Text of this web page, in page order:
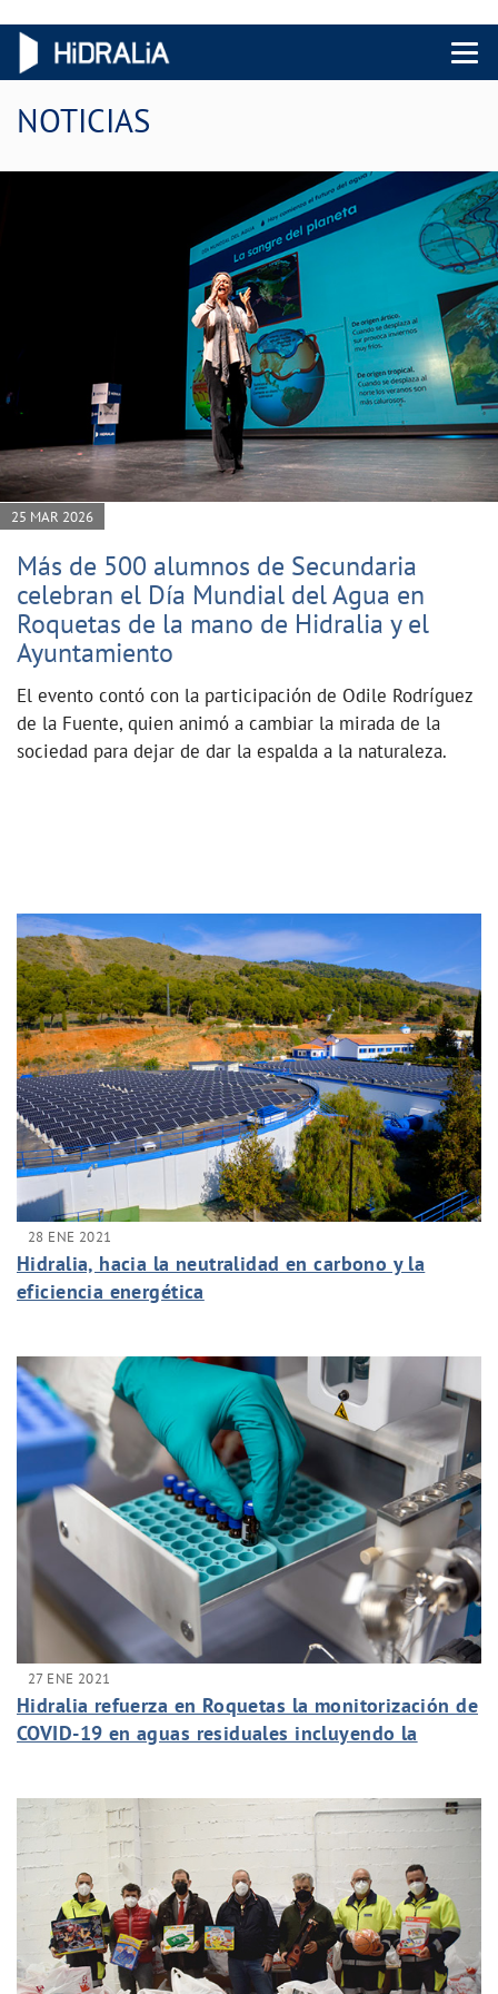
Menu
NOTICIAS
25 MAR 2026
Más de 500 alumnos de Secundaria
celebran el Día Mundial del Agua en
Roquetas de la mano de Hidralia y el
Ayuntamiento
El evento contó con la participación de Odile Rodríguez
de la Fuente, quien animó a cambiar la mirada de la
sociedad para dejar de dar la espalda a la naturaleza.
28 ENE 2021
Hidralia, hacia la neutralidad en carbono y la
eficiencia energética
27 ENE 2021
Hidralia refuerza en Roquetas la monitorización de
COVID-19 en aguas residuales incluyendo la